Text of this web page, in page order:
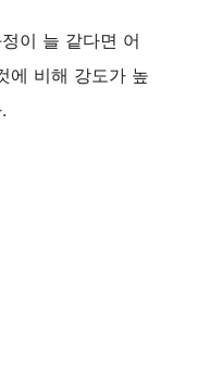
이 늘 같다면 어
에 비해 강도가 높